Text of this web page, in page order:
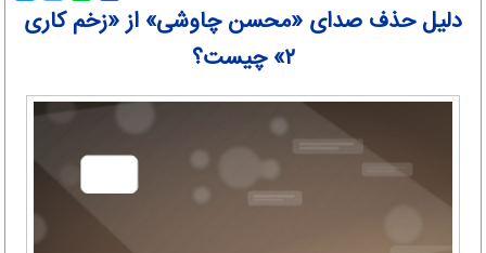
دلیل حذف صدای «محسن چاوشی» از «زخم کاری
۲» چیست؟